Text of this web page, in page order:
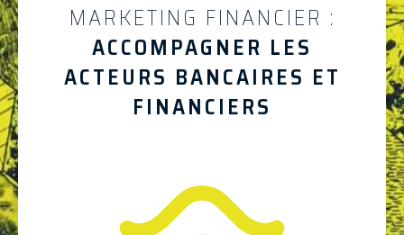
MARKETING FINANCIER :
ACCOMPAGNER LES
ACTEURS BANCAIRES ET
FINANCIERS